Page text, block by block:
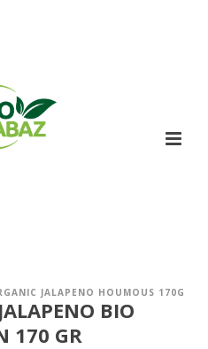
JALAPENO HOUMOUS 170G
BIO
170 GR